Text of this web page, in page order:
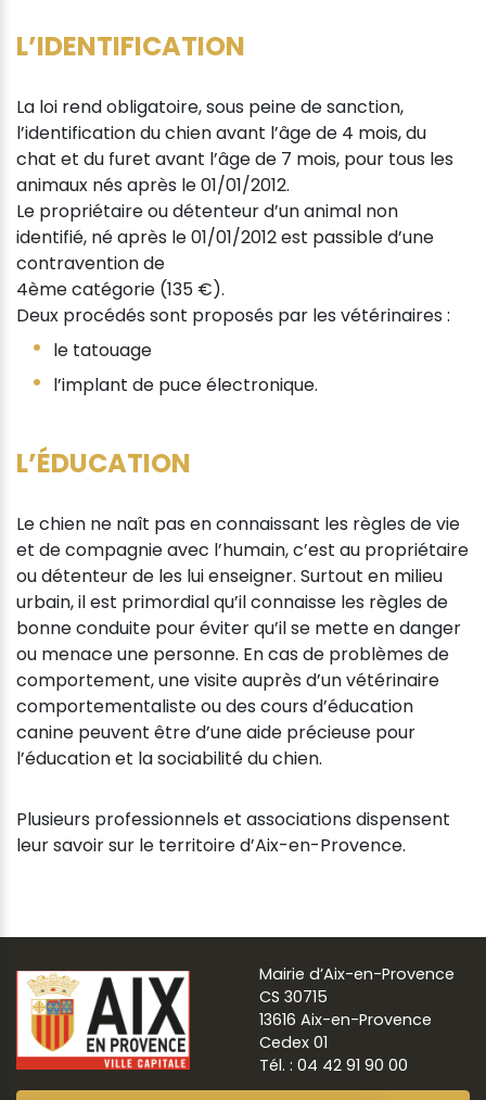
L’IDENTIFICATION
La loi rend obligatoire, sous peine de sanction,
l’identification du chien avant l’âge de 4 mois, du
chat et du furet avant l’âge de 7 mois, pour tous les
animaux nés après le 01/01/2012.
Le propriétaire ou détenteur d’un animal non
identifié, né après le 01/01/2012 est passible d’une
contravention de
4ème catégorie (135 €).
Deux procédés sont proposés par les vétérinaires :
le tatouage
l’implant de puce électronique.
L’ÉDUCATION
Le chien ne naît pas en connaissant les règles de vie
et de compagnie avec l’humain, c’est au propriétaire
ou détenteur de les lui enseigner. Surtout en milieu
urbain, il est primordial qu’il connaisse les règles de
bonne conduite pour éviter qu’il se mette en danger
ou menace une personne. En cas de problèmes de
comportement, une visite auprès d’un vétérinaire
comportementaliste ou des cours d’éducation
canine peuvent être d’une aide précieuse pour
l’éducation et la sociabilité du chien.
Plusieurs professionnels et associations dispensent
leur savoir sur le territoire d’Aix-en-Provence.
Mairie d’Aix-en-Provence
CS 30715
13616 Aix-en-Provence
Cedex 01
Tél. : 04 42 91 90 00